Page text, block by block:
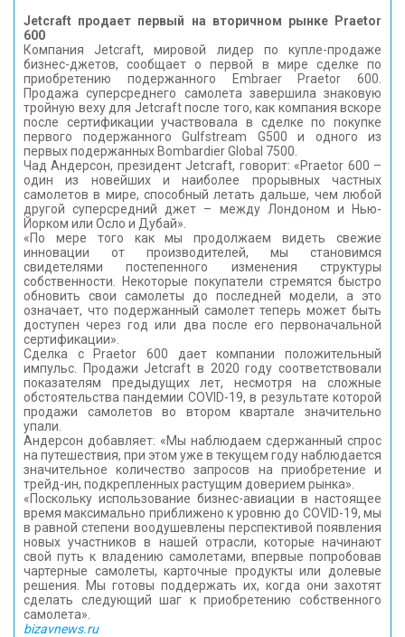
Jetcraft продает первый на вторичном рынке Praetor
600
Компания Jetcraft, мировой лидер по купле-продаже
бизнес-джетов, сообщает о первой в мире сделке по
приобретению подержанного Embraer Praetor 600.
Продажа суперсреднего самолета завершила знаковую
тройную веху для Jetcraft после того, как компания вскоре
после сертификации участвовала в сделке по покупке
первого подержанного Gulfstream G500 и одного из
первых подержанных Bombardier Global 7500.
Чад Андерсон, президент Jetcraft, говорит: «Praetor 600 –
один из новейших и наиболее прорывных частных
самолетов в мире, способный летать дальше, чем любой
другой суперсредний джет – между Лондоном и Нью-
Йорком или Осло и Дубай».
«По мере того как мы продолжаем видеть свежие
инновации от производителей, мы становимся
свидетелями постепенного изменения структуры
собственности. Некоторые покупатели стремятся быстро
обновить свои самолеты до последней модели, а это
означает, что подержанный самолет теперь может быть
доступен через год или два после его первоначальной
сертификации».
Сделка с Praetor 600 дает компании положительный
импульс. Продажи Jetcraft в 2020 году соответствовали
показателям предыдущих лет, несмотря на сложные
обстоятельства пандемии COVID-19, в результате которой
продажи самолетов во втором квартале значительно
упали.
Андерсон добавляет: «Мы наблюдаем сдержанный спрос
на путешествия, при этом уже в текущем году наблюдается
значительное количество запросов на приобретение и
трейд-ин, подкрепленных растущим доверием рынка».
«Поскольку использование бизнес-авиации в настоящее
время максимально приближено к уровню до COVID-19, мы
в равной степени воодушевлены перспективой появления
новых участников в нашей отрасли, которые начинают
свой путь к владению самолетами, впервые попробовав
чартерные самолеты, карточные продукты или долевые
решения. Мы готовы поддержать их, когда они захотят
сделать следующий шаг к приобретению собственного
самолета».
bizavnews.ru